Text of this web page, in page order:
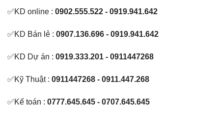
✅KD online : 0902.555.522 - 0919.941.642
✅KD Bán lẻ : 0907.136.696 - 0919.941.642
✅KD Dự án : 0919.333.201 - 0911447268
✅Kỹ Thuật : 0911447268 - 0911.447.268
✅Kế toán : 0777.645.645 - 0707.645.645